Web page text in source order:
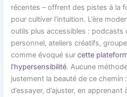
récentes – offrent des pistes à la
pour cultiver l’intuition. L’ère
outils plus accessibles : podcasts
personnel, ateliers créatifs,
comme évoqué surcette
l’hypersensibilité. Aucune
justement la beauté de ce chemin
d’essayer, d’ajuster, en